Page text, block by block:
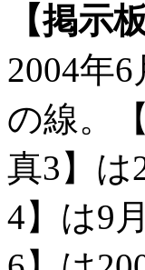
【掲示
2004年
の線。
真3】は
4】は9